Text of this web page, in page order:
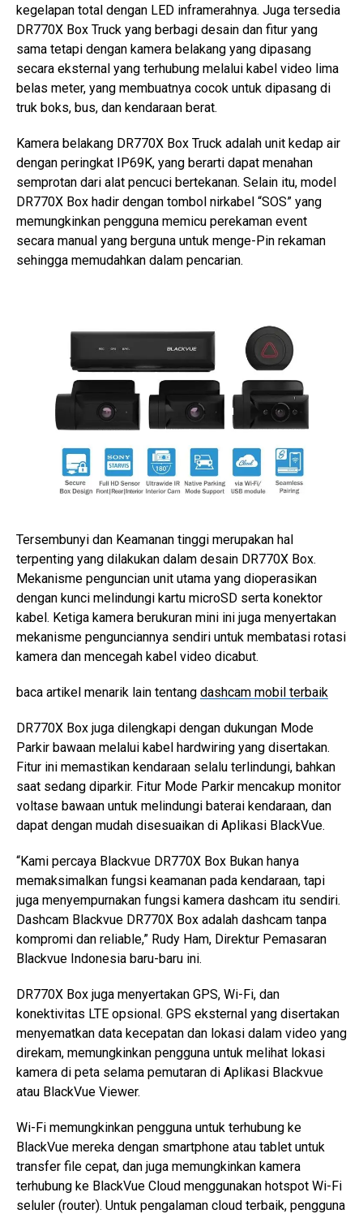
kegelapan total dengan LED inframerahnya. Juga tersedia
DR770X Box Truck yang berbagi desain dan fitur yang
sama tetapi dengan kamera belakang yang dipasang
secara eksternal yang terhubung melalui kabel video lima
belas meter, yang membuatnya cocok untuk dipasang di
truk boks, bus, dan kendaraan berat.
Kamera belakang DR770X Box Truck adalah unit kedap air
dengan peringkat IP69K, yang berarti dapat menahan
semprotan dari alat pencuci bertekanan. Selain itu, model
DR770X Box hadir dengan tombol nirkabel “SOS” yang
memungkinkan pengguna memicu perekaman event
secara manual yang berguna untuk menge-Pin rekaman
sehingga memudahkan dalam pencarian.
Tersembunyi dan Keamanan tinggi merupakan hal
terpenting yang dilakukan dalam desain DR770X Box.
Mekanisme penguncian unit utama yang dioperasikan
dengan kunci melindungi kartu microSD serta konektor
kabel. Ketiga kamera berukuran mini ini juga menyertakan
mekanisme pengunciannya sendiri untuk membatasi rotasi
kamera dan mencegah kabel video dicabut.
baca artikel menarik lain tentang dashcam mobil terbaik
DR770X Box juga dilengkapi dengan dukungan Mode
Parkir bawaan melalui kabel hardwiring yang disertakan.
Fitur ini memastikan kendaraan selalu terlindungi, bahkan
saat sedang diparkir. Fitur Mode Parkir mencakup monitor
voltase bawaan untuk melindungi baterai kendaraan, dan
dapat dengan mudah disesuaikan di Aplikasi BlackVue.
“Kami percaya Blackvue DR770X Box Bukan hanya
memaksimalkan fungsi keamanan pada kendaraan, tapi
juga menyempurnakan fungsi kamera dashcam itu sendiri.
Dashcam Blackvue DR770X Box adalah dashcam tanpa
kompromi dan reliable,” Rudy Ham, Direktur Pemasaran
Blackvue Indonesia baru-baru ini.
DR770X Box juga menyertakan GPS, Wi-Fi, dan
konektivitas LTE opsional. GPS eksternal yang disertakan
menyematkan data kecepatan dan lokasi dalam video yang
direkam, memungkinkan pengguna untuk melihat lokasi
kamera di peta selama pemutaran di Aplikasi Blackvue
atau BlackVue Viewer.
Wi-Fi memungkinkan pengguna untuk terhubung ke
BlackVue mereka dengan smartphone atau tablet untuk
transfer file cepat, dan juga memungkinkan kamera
terhubung ke BlackVue Cloud menggunakan hotspot Wi-Fi
seluler (router). Untuk pengalaman cloud terbaik, pengguna